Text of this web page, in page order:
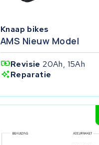
Knaap bikes
AMS Nieuw Model
Revisie 20Ah, 15Ah
Reparatie